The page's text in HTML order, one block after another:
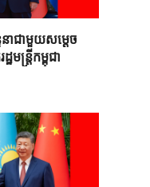
ាជាមួយសម្តេច
ន្ត្រីកម្ពុជា